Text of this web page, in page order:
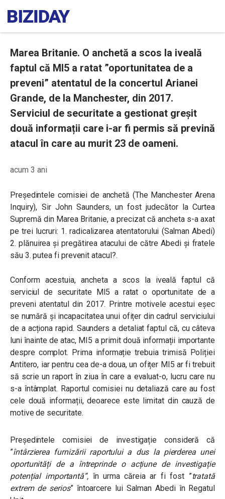
Marea Britanie. O anchetă a scos la iveală
faptul că MI5 a ratat ”oportunitatea de a
preveni” atentatul de la concertul Arianei
Grande, de la Manchester, din 2017.
Serviciul de securitate a gestionat greșit
două informații care i-ar fi permis să prevină
atacul în care au murit 23 de oameni.
acum 3 ani
Președintele comisiei de anchetă (The Manchester Arena
Inquiry), Sir John Saunders, un fost judecător la Curtea
Supremă din Marea Britanie, a precizat că ancheta s-a axat
pe trei lucruri: 1. radicalizarea atentatorului (Salman Abedi)
2. plănuirea și pregătirea atacului de către Abedi și fratele
său 3. putea fi prevenit atacul?.
Conform acestuia, ancheta a scos la iveală faptul că
serviciul de securitate MI5 a ratat o oportunitate de a
preveni atentatul din 2017. Printre motivele acestui eșec
se numără și incapacitatea unui ofițer din cadrul serviciului
de a acționa rapid. Saunders a detaliat faptul că, cu câteva
luni înainte de atac, MI5 a primit două informații importante
despre complot. Prima informație trebuia trimisă Poliției
Antitero, iar pentru cea de-a doua, un ofițer MI5 ar fi trebuit
să scrie un raport în ziua în care a evaluat-o, lucru care nu
s-a întâmplat. Raportul comisiei nu detaliază care au fost
cele două informații, deoarece este limitat din cauză de
motive de securitate.
Președintele comisiei de investigație consideră că
”întârzierea furnizării raportului a dus la pierderea unei
oportunități de a întreprinde o acțiune de investigație
potențial importantă”, în urma căreia ar fi fost ”tratată
extrem de serios” întoarcere lui Salman Abedi în Regatul